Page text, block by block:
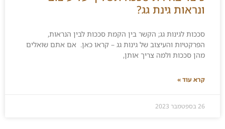
ונראות גינת גג?
סככות לגינות גג; הקשר בין הקמת סככות לבין הנראות,
הפרקטיות והעיצוב של גינות גג – קראו כאן. אם אתם שואלים
מהן סככות ולמה צריך אותן,
קרא עוד »
26 בספטמבר 2023